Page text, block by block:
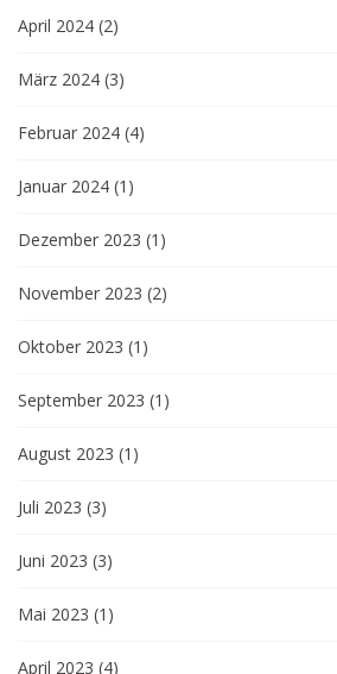
April 2024 (2)
März 2024 (3)
Februar 2024 (4)
Januar 2024 (1)
Dezember 2023 (1)
November 2023 (2)
Oktober 2023 (1)
September 2023 (1)
August 2023 (1)
Juli 2023 (3)
Juni 2023 (3)
Mai 2023 (1)
April 2023 (4)